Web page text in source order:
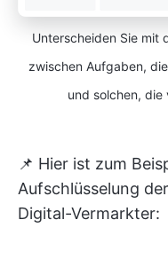
Unterscheiden Sie mit
zwischen Aufgaben,
und solchen, die
📌 Hier ist zum
Aufschlüsselung
Digital-Vermarkter: